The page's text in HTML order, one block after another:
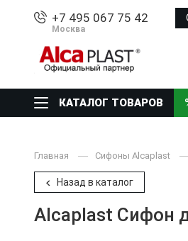
+7 495 067 75 42
Москва
КАТАЛОГ ТОВАРОВ
Главная Сифоны Alcaplast
Назад в каталог
Alcaplast Сифон